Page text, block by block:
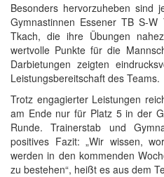
Besonders hervorzuheben sind
Gymnastinnen Essener TB S-
Tkach, die ihre Übungen
wertvolle Punkte für die
Darbietungen zeigten
Leistungsbereitschaft des Teams.
Trotz engagierter Leistungen
am Ende nur für Platz 5 in der
Runde. Trainerstab und
positives Fazit: „Wir wissen,
werden in den kommenden
zu bestehen“, heißt es aus dem